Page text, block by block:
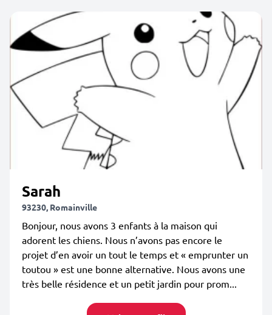
Sarah
93230, Romainville
Bonjour, nous avons 3 enfants à la maison qui
adorent les chiens. Nous n’avons pas encore le
projet d’en avoir un tout le temps et « emprunter un
toutou » est une bonne alternative. Nous avons une
très belle résidence et un petit jardin pour prom...